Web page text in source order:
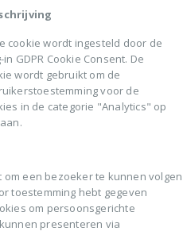
cookie wordt ingesteld door de
in GDPR Cookie Consent. De
wordt gebruikt om de
voor de
in de categorie "Analytics" op
een bezoeker te kunnen volgen
toestemming hebt gegeven
om persoonsgerichte
presenteren via